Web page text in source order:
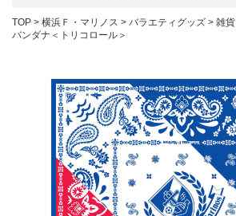
TOP 横浜Ｆ・マリノス バラエティグッズ
雑貨
バンダナ＜トリコロール＞